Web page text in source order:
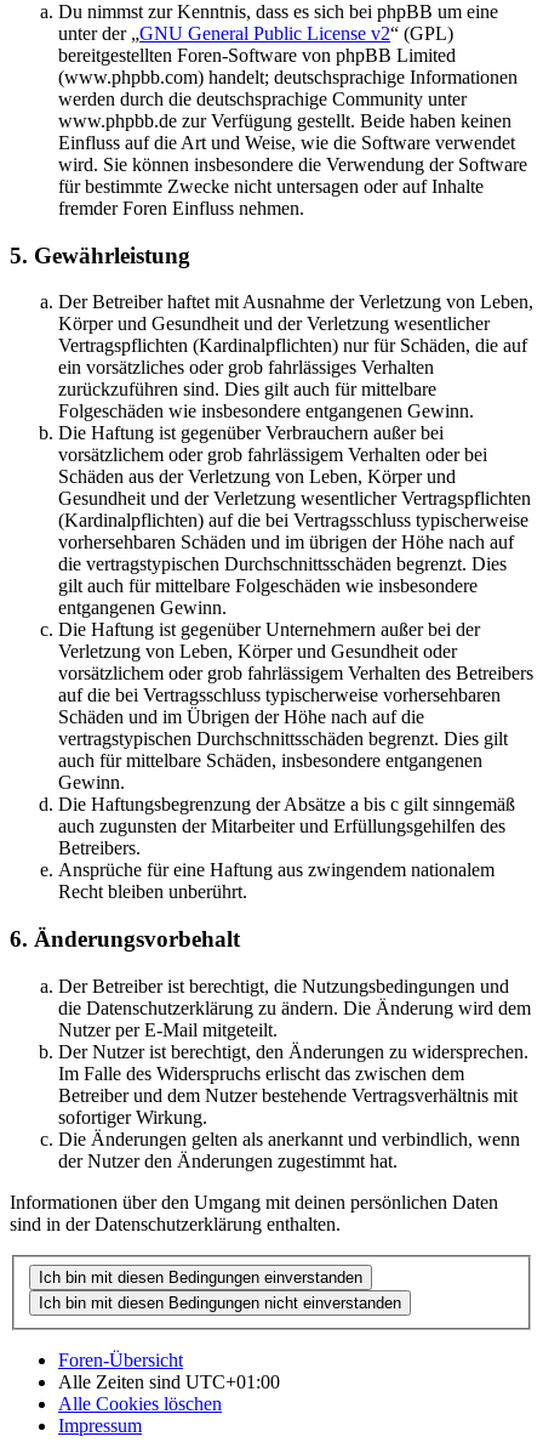
Du nimmst zur Kenntnis, dass es sich bei phpBB um eine
unter der „GNU General Public License v2“ (GPL)
bereitgestellten Foren-Software von phpBB Limited
(www.phpbb.com) handelt; deutschsprachige Informationen
werden durch die deutschsprachige Community unter
www.phpbb.de zur Verfügung gestellt. Beide haben keinen
Einfluss auf die Art und Weise, wie die Software verwendet
wird. Sie können insbesondere die Verwendung der Software
für bestimmte Zwecke nicht untersagen oder auf Inhalte
fremder Foren Einfluss nehmen.
5. Gewährleistung
Der Betreiber haftet mit Ausnahme der Verletzung von Leben,
Körper und Gesundheit und der Verletzung wesentlicher
Vertragspflichten (Kardinalpflichten) nur für Schäden, die auf
ein vorsätzliches oder grob fahrlässiges Verhalten
zurückzuführen sind. Dies gilt auch für mittelbare
Folgeschäden wie insbesondere entgangenen Gewinn.
Die Haftung ist gegenüber Verbrauchern außer bei
vorsätzlichem oder grob fahrlässigem Verhalten oder bei
Schäden aus der Verletzung von Leben, Körper und
Gesundheit und der Verletzung wesentlicher Vertragspflichten
(Kardinalpflichten) auf die bei Vertragsschluss typischerweise
vorhersehbaren Schäden und im übrigen der Höhe nach auf
die vertragstypischen Durchschnittsschäden begrenzt. Dies
gilt auch für mittelbare Folgeschäden wie insbesondere
entgangenen Gewinn.
Die Haftung ist gegenüber Unternehmern außer bei der
Verletzung von Leben, Körper und Gesundheit oder
vorsätzlichem oder grob fahrlässigem Verhalten des Betreibers
auf die bei Vertragsschluss typischerweise vorhersehbaren
Schäden und im Übrigen der Höhe nach auf die
vertragstypischen Durchschnittsschäden begrenzt. Dies gilt
auch für mittelbare Schäden, insbesondere entgangenen
Gewinn.
Die Haftungsbegrenzung der Absätze a bis c gilt sinngemäß
auch zugunsten der Mitarbeiter und Erfüllungsgehilfen des
Betreibers.
Ansprüche für eine Haftung aus zwingendem nationalem
Recht bleiben unberührt.
6. Änderungsvorbehalt
Der Betreiber ist berechtigt, die Nutzungsbedingungen und
die Datenschutzerklärung zu ändern. Die Änderung wird dem
Nutzer per E-Mail mitgeteilt.
Der Nutzer ist berechtigt, den Änderungen zu widersprechen.
Im Falle des Widerspruchs erlischt das zwischen dem
Betreiber und dem Nutzer bestehende Vertragsverhältnis mit
sofortiger Wirkung.
Die Änderungen gelten als anerkannt und verbindlich, wenn
der Nutzer den Änderungen zugestimmt hat.
Informationen über den Umgang mit deinen persönlichen Daten
sind in der Datenschutzerklärung enthalten.
Foren-Übersicht
Alle Zeiten sind UTC+01:00
Alle Cookies löschen
Impressum